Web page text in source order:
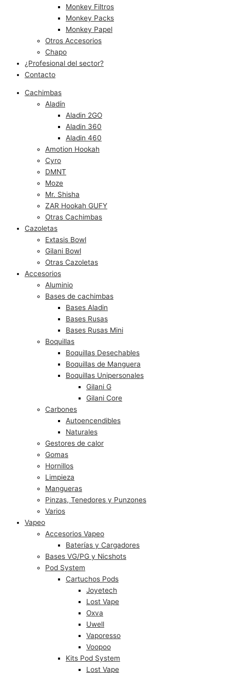
Monkey Filtros
Monkey Packs
Monkey Papel
Otros Accesorios
Chapo
¿Profesional del sector?
Contacto
Cachimbas
Aladín
Aladin 2GO
Aladin 360
Aladin 460
Amotion Hookah
Cyro
DMNT
Moze
Mr. Shisha
ZAR Hookah GUFY
Otras Cachimbas
Cazoletas
Extasis Bowl
Gilani Bowl
Otras Cazoletas
Accesorios
Aluminio
Bases de cachimbas
Bases Aladin
Bases Rusas
Bases Rusas Mini
Boquillas
Boquillas Desechables
Boquillas de Manguera
Boquillas Unipersonales
Gilani G
Gilani Core
Carbones
Autoencendibles
Naturales
Gestores de calor
Gomas
Hornillos
Limpieza
Mangueras
Pinzas, Tenedores y Punzones
Varios
Vapeo
Accesorios Vapeo
Baterías y Cargadores
Bases VG/PG y Nicshots
Pod System
Cartuchos Pods
Joyetech
Lost Vape
Oxva
Uwell
Vaporesso
Voopoo
Kits Pod System
Lost Vape